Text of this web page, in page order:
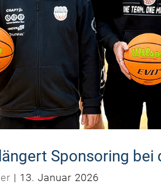
Sponsoring bei
| 13. Januar 2026